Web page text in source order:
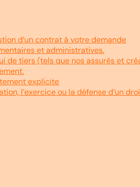
d’un contrat à votre demande
et administratives.
de tiers (tels que nos assurés et
explicite
l’exercice ou la défense d’un